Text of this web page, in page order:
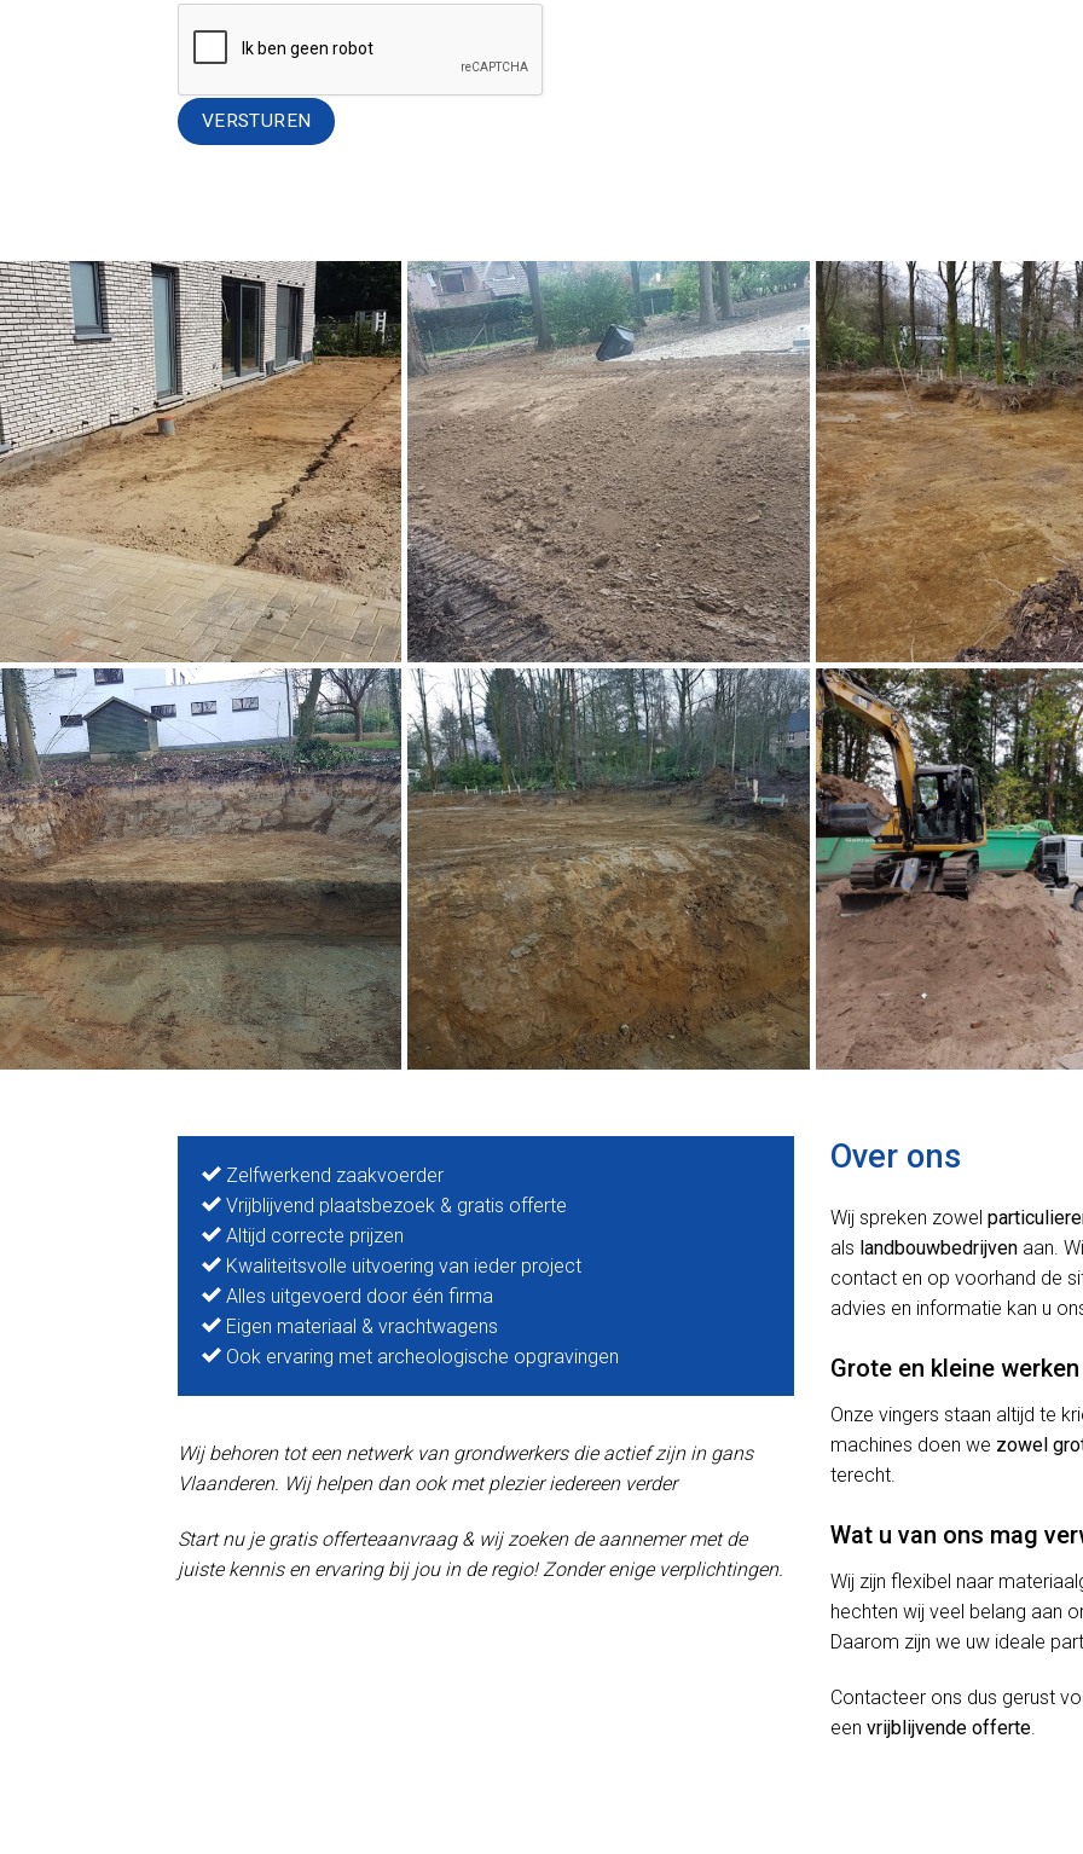
Zelfwerkend zaakvoerder
Vrijblijvend plaatsbezoek & gratis offerte
Altijd correcte prijzen
Kwaliteitsvolle uitvoering van ieder project
Alles uitgevoerd door één firma
Eigen materiaal & vrachtwagens
Ook ervaring met archeologische opgravingen
Wij behoren tot een netwerk van grondwerkers die actief zijn in gans
Vlaanderen. Wij helpen dan ook met plezier iedereen verder
Start nu je gratis offerteaanvraag & wij zoeken de aannemer met de
juiste kennis en ervaring bij jou in de regio! Zonder enige verplichtingen.
Over ons
Wij spreken zowel
als landbouwbedrijven aan.
contact en op voorhand de
advies en informatie kan u
Grote en kleine werken
Onze vingers staan altijd te
machines doen we zowel
terecht.
Wat u van ons mag
Wij zijn flexibel naar
hechten wij veel belang aan
Daarom zijn we uw ideale
Contacteer ons dus gerust
een vrijblijvende offerte